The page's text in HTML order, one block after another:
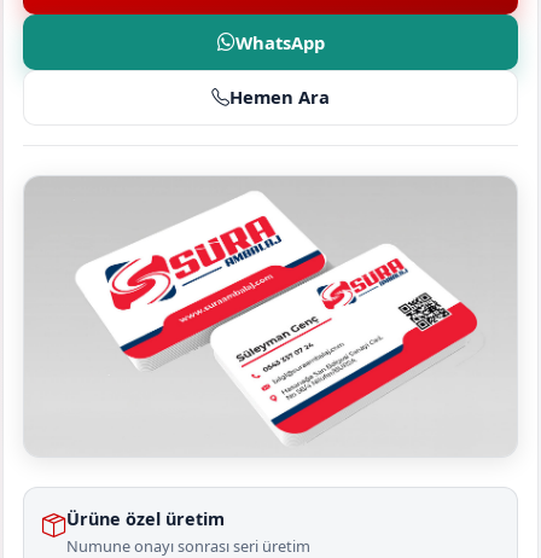
WhatsApp
Hemen Ara
Ürüne özel üretim
Numune onayı sonrası seri üretim